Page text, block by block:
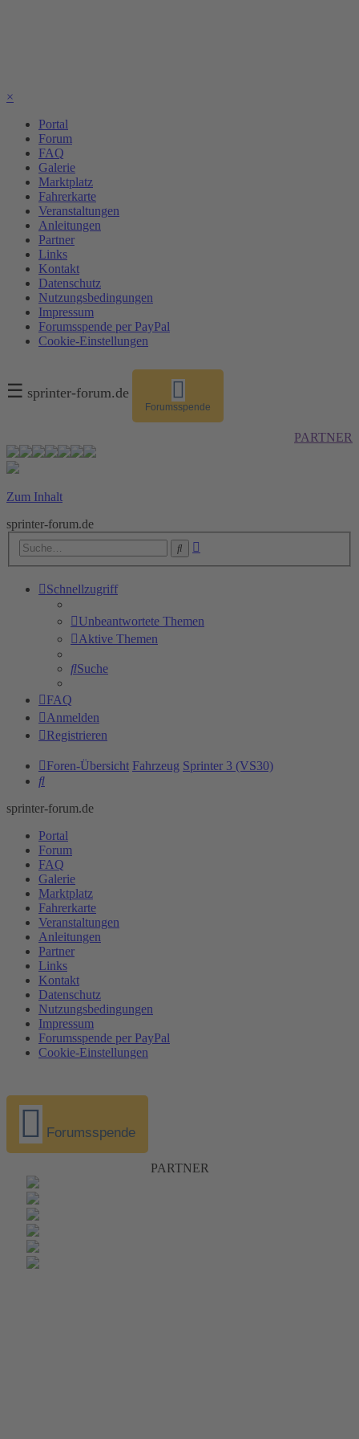
×
Portal
Forum
FAQ
Galerie
Marktplatz
Fahrerkarte
Veranstaltungen
Anleitungen
Partner
Links
Kontakt
Datenschutz
Nutzungsbedingungen
Impressum
Forumsspende per PayPal
Cookie-Einstellungen
☰ sprinter-forum.de
Forumsspende
PARTNER
Zum Inhalt
sprinter-forum.de
Suche
Schnellzugriff
Unbeantwortete Themen
Aktive Themen
Suche
FAQ
Anmelden
Registrieren
Foren-Übersicht Fahrzeug Sprinter 3 (VS30)
Suche
sprinter-forum.de
Portal
Forum
FAQ
Galerie
Marktplatz
Fahrerkarte
Veranstaltungen
Anleitungen
Partner
Links
Kontakt
Datenschutz
Nutzungsbedingungen
Impressum
Forumsspende per PayPal
Cookie-Einstellungen
Forumsspende
PARTNER